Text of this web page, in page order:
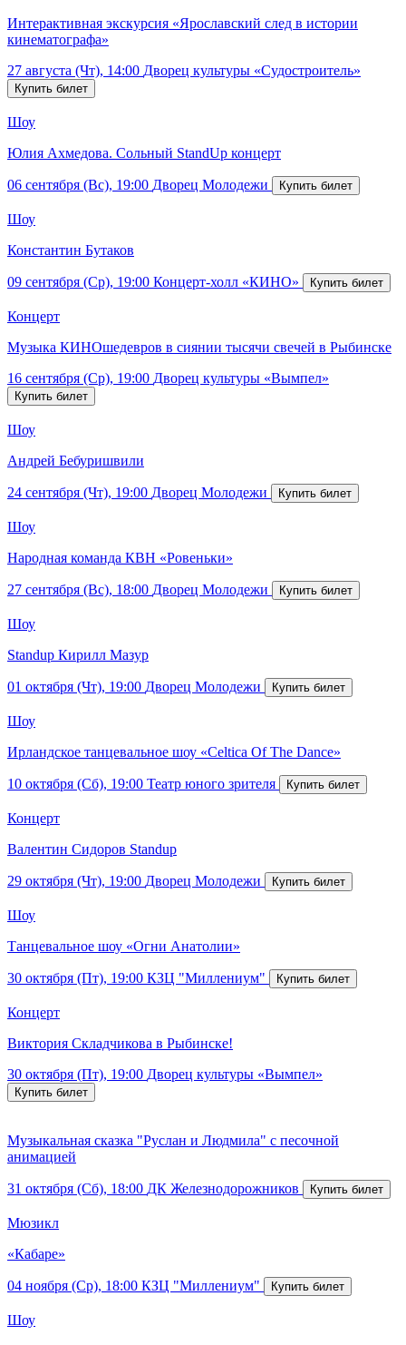
Интерактивная экскурсия «Ярославский след в истории
кинематографа»
27 августа (Чт), 14:00 Дворец культуры «Судостроитель»
Шоу
Юлия Ахмедова. Сольный StandUp концерт
06 сентября (Вс), 19:00 Дворец Молодежи
Шоу
Константин Бутаков
09 сентября (Ср), 19:00 Концерт-холл «КИНО»
Концерт
Музыка КИНОшедевров в сиянии тысячи свечей в Рыбинске
16 сентября (Ср), 19:00 Дворец культуры «Вымпел»
Шоу
Андрей Бебуришвили
24 сентября (Чт), 19:00 Дворец Молодежи
Шоу
Народная команда КВН «Ровеньки»
27 сентября (Вс), 18:00 Дворец Молодежи
Шоу
Standup Кирилл Мазур
01 октября (Чт), 19:00 Дворец Молодежи
Шоу
Ирландское танцевальное шоу «Celtica Of The Dance»
10 октября (Сб), 19:00 Театр юного зрителя
Концерт
Валентин Сидоров Standup
29 октября (Чт), 19:00 Дворец Молодежи
Шоу
Танцевальное шоу «Огни Анатолии»
30 октября (Пт), 19:00 КЗЦ "Миллениум"
Концерт
Виктория Складчикова в Рыбинске!
30 октября (Пт), 19:00 Дворец культуры «Вымпел»
Музыкальная сказка "Руслан и Людмила" с песочной
анимацией
31 октября (Сб), 18:00 ДК Железнодорожников
Мюзикл
«Кабаре»
04 ноября (Ср), 18:00 КЗЦ "Миллениум"
Шоу